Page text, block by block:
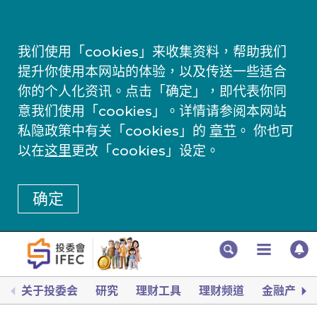
我们使用「cookies」来收集资料，帮助我们
提升你使用本网站的体验，以及传送一些适合
你的个人化资讯。点击「确定」，即代表你同
意我们使用「cookies」。详情请参阅本网站
私隐政策中有关「cookies」的 章节 。 你也可
以在这里更改「cookies」设定。
确定
关于投委会 研究 理财工具 理财频道 金融产品